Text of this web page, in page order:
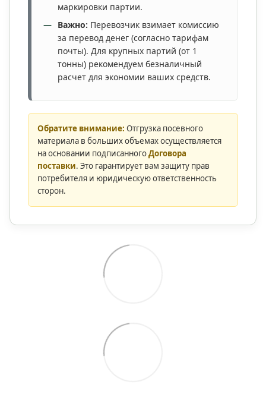
маркировки партии.
Важно: Перевозчик взимает комиссию
за перевод денег (согласно тарифам
почты). Для крупных партий (от 1
тонны) рекомендуем безналичный
расчет для экономии ваших средств.
Обратите внимание: Отгрузка посевного
материала в больших объемах осуществляется
на основании подписанногоДоговора
поставки. Это гарантирует вам защиту прав
потребителя и юридическую ответственность
сторон.